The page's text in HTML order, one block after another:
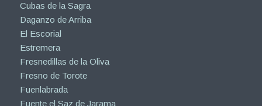
Cubas de la Sagra
Daganzo de Arriba
El Escorial
Estremera
Fresnedillas de la Oliva
Fresno de Torote
Fuenlabrada
Fuente el Saz de Jarama